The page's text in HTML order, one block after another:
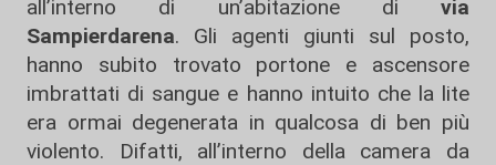
all’interno di un’abitazione di via
Sampierdarena. Gli agenti giunti sul posto,
hanno subito trovato portone e ascensore
imbrattati di sangue e hanno intuito che la lite
era ormai degenerata in qualcosa di ben più
violento. Difatti, all’interno della camera da